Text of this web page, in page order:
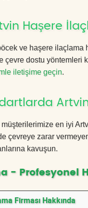
Haşere
ve haşere ilaçlama
çevre dostu yöntemleri
iletişime geçin.
müşterilerimize en iyi
çevreye zarar
kavuşun.
- Profesyonel
Firması Hakkında